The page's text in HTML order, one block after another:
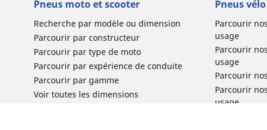
Pneus moto et scooter
Recherche par modèle ou dimension
Parcourir par constructeur
Parcourir par type de moto
Parcourir par expérience de conduite
Parcourir par gamme
Voir toutes les dimensions
Pneus vélo
Parcourir
usage
Parcourir
usage
Parcourir
Parcourir
usage